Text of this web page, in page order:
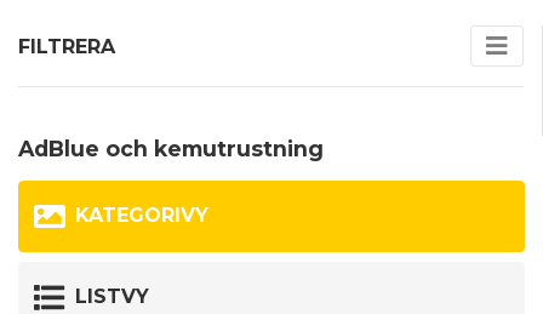
FILTRERA
AdBlue och kemutrustning
KATEGORIVY
LISTVY